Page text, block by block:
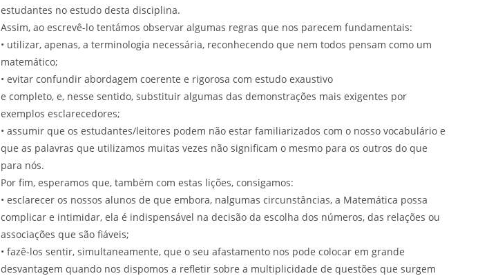
estudantes no estudo desta disciplina.
Assim, ao escrevê-lo tentámos observar algumas regras que nos parecem fundamentais:
• utilizar, apenas, a terminologia necessária, reconhecendo que nem todos pensam como um
matemático;
• evitar confundir abordagem coerente e rigorosa com estudo exaustivo
e completo, e, nesse sentido, substituir algumas das demonstrações mais exigentes por
exemplos esclarecedores;
• assumir que os estudantes/leitores podem não estar familiarizados com o nosso vocabulário e
que as palavras que utilizamos muitas vezes não significam o mesmo para os outros do que
para nós.
Por fim, esperamos que, também com estas lições, consigamos:
• esclarecer os nossos alunos de que embora, nalgumas circunstâncias, a Matemática possa
complicar e intimidar, ela é indispensável na decisão da escolha dos números, das relações ou
associações que são fiáveis;
• fazê-los sentir, simultaneamente, que o seu afastamento nos pode colocar em grande
desvantagem quando nos dispomos a refletir sobre a multiplicidade de questões que surgem